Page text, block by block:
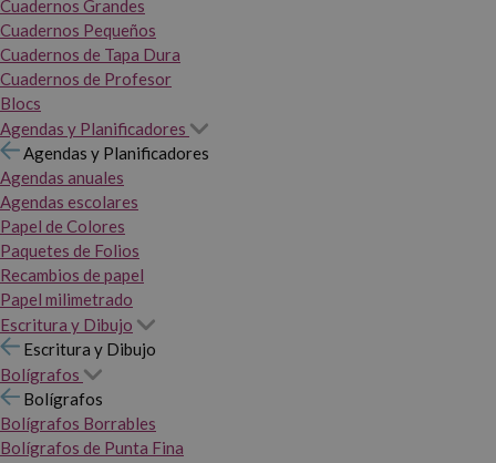
Cuadernos Grandes
Cuadernos Pequeños
Cuadernos de Tapa Dura
Cuadernos de Profesor
Blocs
Agendas y Planificadores
Agendas y Planificadores
Agendas anuales
Agendas escolares
Papel de Colores
Paquetes de Folios
Recambios de papel
Papel milimetrado
Escritura y Dibujo
Escritura y Dibujo
Bolígrafos
Bolígrafos
Bolígrafos Borrables
Bolígrafos de Punta Fina